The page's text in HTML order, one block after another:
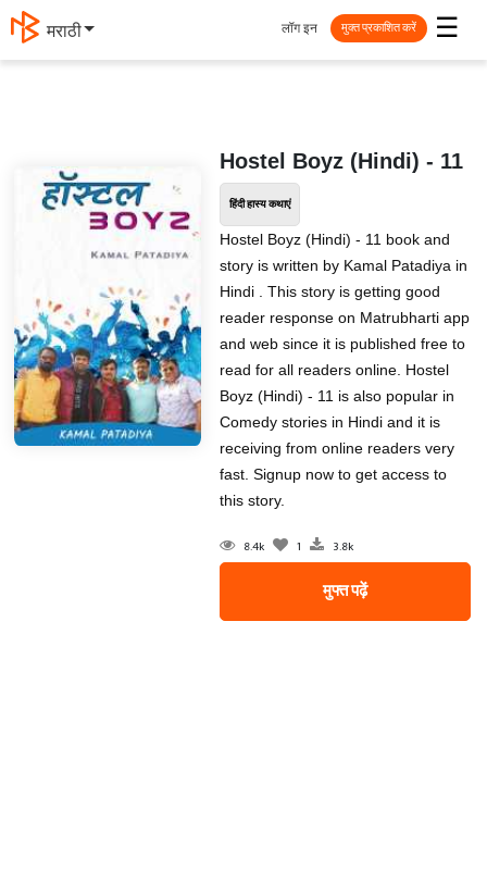
मराठी ☰
लॉग इन मुक्त प्रकाशित करें
Hostel Boyz (Hindi) - 11
हिंदी हास्य कथाएं
Hostel Boyz (Hindi) - 11 book and
story is written by Kamal Patadiya in
Hindi . This story is getting good
reader response on Matrubharti app
and web since it is published free to
read for all readers online. Hostel
Boyz (Hindi) - 11 is also popular in
Comedy stories in Hindi and it is
receiving from online readers very
fast. Signup now to get access to
this story.
8.4k 1 3.8k
मुफ्त पढ़ें